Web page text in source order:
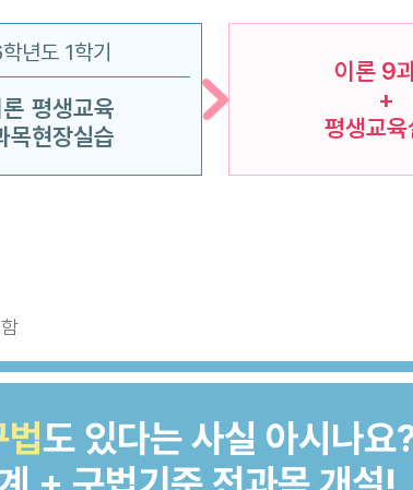
년도 1학기
목
평생교육
현장실습
이론 9
+
평생교육
법도 있다는 사실 아시나요